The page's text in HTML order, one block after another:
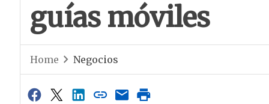
guías móviles
Home Negocios